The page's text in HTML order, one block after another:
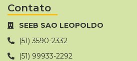
Contato
SEEB SAO LEOPOLDO
(51) 3590-2332
(51) 99933-2292